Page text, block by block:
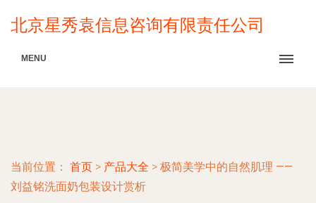
北京星秀袁信息咨询有限责任公司
MENU
当前位置： 首页 > 产品大全 > 极简美学中的自然肌理 ——
刘益铭洗面奶包装设计赏析